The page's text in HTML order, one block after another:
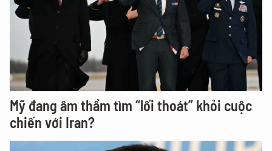
Mỹ đang âm thầm tìm “lối thoát” khỏi cuộc
chiến với Iran?